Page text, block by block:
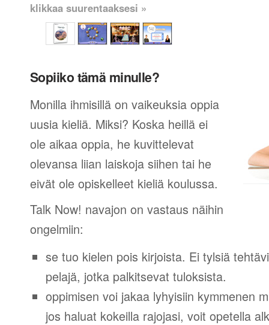
klikkaa suurentaaksesi »
Sopiiko tämä minulle?
Monilla ihmisillä on vaikeuksia oppia
uusia kieliä. Miksi? Koska heillä ei
ole aikaa oppia, he kuvittelevat
olevansa liian laiskoja siihen tai he
eivät ole opiskelleet kieliä koulussa.
Talk Now! navajon on vastaus näihin
ongelmiin:
se tuo kielen pois kirjoista. Ei tylsiä
pelajä, jotka palkitsevat tuloksista.
oppimisen voi jakaa lyhyisiin kymmenen
jos haluat kokeilla rajojasi, voit opetella